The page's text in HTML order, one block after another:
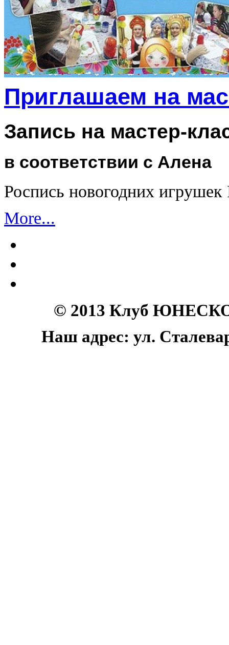
Приглашаем на
Запись на мастер-
в соответствии с Алена
Роспись новогодних
More...
© 2013 Клуб
Наш адрес: ул.